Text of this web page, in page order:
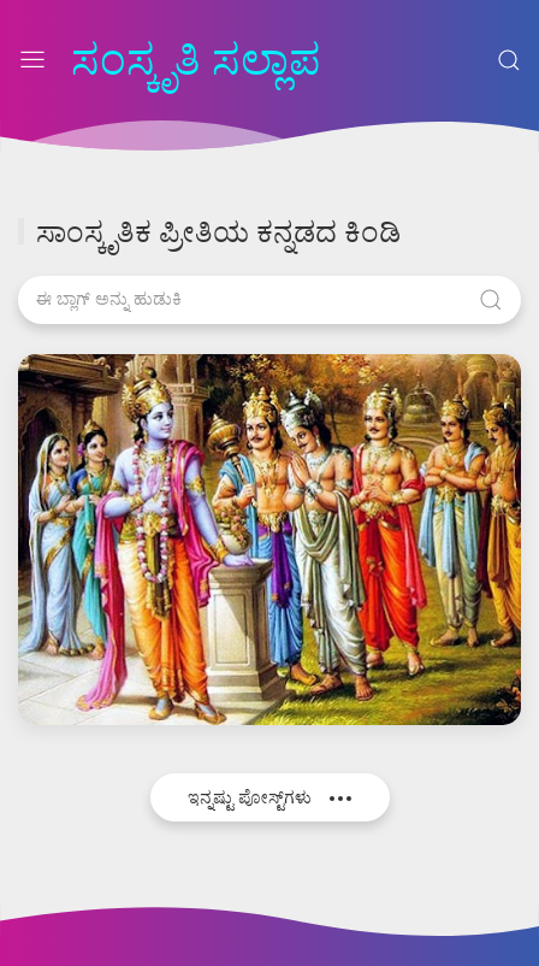
ಸಂಸ್ಕೃತಿ ಸಲ್ಲಾಪ
ಸಾಂಸ್ಕೃತಿಕ ಪ್ರೀತಿಯ ಕನ್ನಡದ ಕಿಂಡಿ
ಇನ್ನಷ್ಟು ಪೋಸ್ಟ್‌ಗಳು